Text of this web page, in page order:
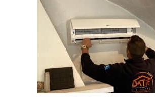
nous nous appliquons à vous
du devis jusqu’à la fin de votre
devis est bien détaillé pour
clients, permettant ainsi d’obtenir
transparence dans notre manière
les projets. Vous satisfaire est
premier : un client ravi nous
nous permet d’asseoir encore un